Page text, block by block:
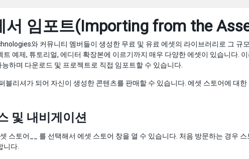
서 임포트(Importing from the
와 커뮤니티 멤버들이 생성한 무료 및 유료 에셋의 라이브러리로 그 규
트 예제, 튜토리얼, 에디터 확장본에 이르기까지 매우 다양한 에셋이 있습니다.
하며 다운로드 및 프로젝트로 직접 임포트할 수 있습니다.
블리셔가 되어 자신이 생성한 콘텐츠를 판매할 수 있습니다. 에셋 스토어에 대한
및 내비게이션
스토어__ 를 선택해서 에셋 스토어 창을 열 수 있습니다. 처음 방문하는 경우
니다.